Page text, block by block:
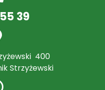
39
400
Strzyżewski